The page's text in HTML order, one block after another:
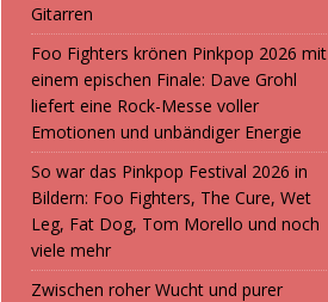
Gitarren
Foo Fighters krönen Pinkpop 2026 mit
einem epischen Finale: Dave Grohl
liefert eine Rock-Messe voller
Emotionen und unbändiger Energie
So war das Pinkpop Festival 2026 in
Bildern: Foo Fighters, The Cure, Wet
Leg, Fat Dog, Tom Morello und noch
viele mehr
Zwischen roher Wucht und purer